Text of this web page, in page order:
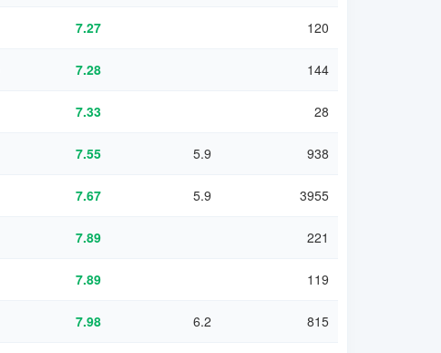
7.27 120
7.28 144
7.33 28
7.55 5.9 938
7.67 5.9 3955
7.89 221
7.89 119
7.98 6.2 815